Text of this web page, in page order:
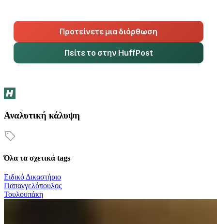
Προτείνετε μια διόρθωση
Πείτε το στην HuffPost
Αναλυτική κάλυψη
Όλα τα σχετικά tags
Ειδικό Δικαστήριο
Παπαγγελόπουλος
Τουλουπάκη